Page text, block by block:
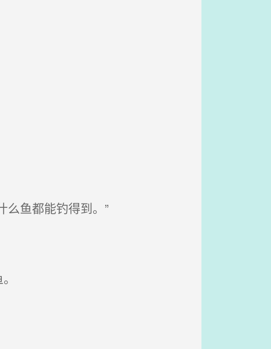
鱼都能钓得到。”